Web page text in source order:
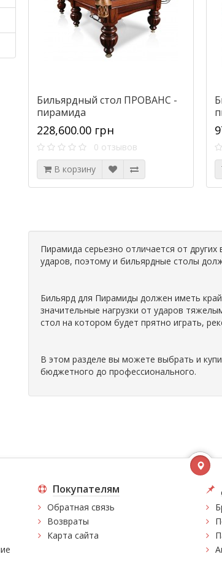
Бильярдный стол ПРОВАНС -
пирамида
228,600.00 грн
0 отзывов
В корзину
Пирамида серьезно отличается от
ударов, поэтому и бильярдные столы
Бильярд для Пирамиды должен иметь
значительные нагрузки от ударов
стол на котором будет прятно играть,
В этом разделе вы можете выбрать и
бюджетного до профессионального.
Покупателям
Обратная связь
Возвраты
Карта сайта